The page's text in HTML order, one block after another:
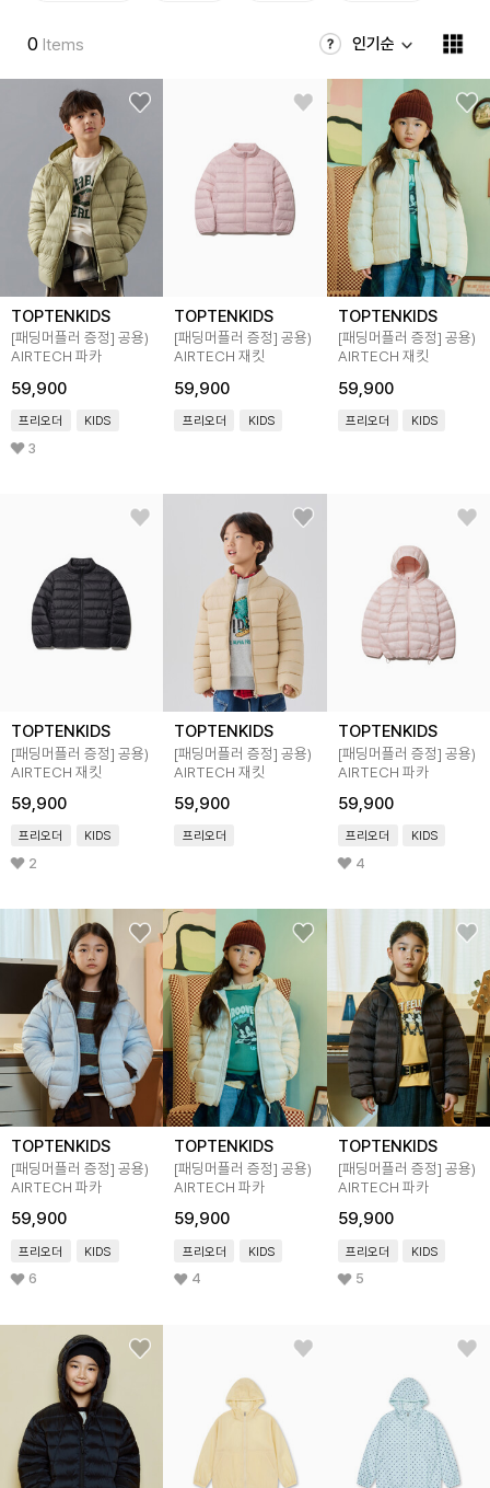
0 Items 인기순
TOPTENKIDS
[패딩머플러 증정] 공용)
AIRTECH 파카
59,900
프리오더 KIDS
3
TOPTENKIDS
[패딩머플러 증정]공용)
AIRTECH 재킷
59,900
프리오더 KIDS
TOPTENKIDS
[패딩머플러 증정] 공용)
AIRTECH 재킷
59,900
프리오더 KIDS
TOPTENKIDS
[패딩머플러 증정] 공용)
AIRTECH 재킷
59,900
프리오더 KIDS
2
TOPTENKIDS
[패딩머플러 증정]공용)
AIRTECH 재킷
59,900
프리오더
TOPTENKIDS
[패딩머플러 증정] 공용)
AIRTECH 파카
59,900
프리오더 KIDS
4
TOPTENKIDS
[패딩머플러 증정] 공용)
AIRTECH 파카
59,900
프리오더 KIDS
6
TOPTENKIDS
[패딩머플러 증정]공용)
AIRTECH 파카
59,900
프리오더 KIDS
4
TOPTENKIDS
[패딩머플러 증정] 공용)
AIRTECH 파카
59,900
프리오더 KIDS
5